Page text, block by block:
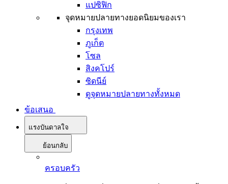
แปซิฟิก
จุดหมายปลายทางยอดนิยมของเรา
กรุงเทพ
ภูเก็ต
โซล
สิงคโปร์
ซิดนีย์
ดูจุดหมายปลายทางทั้งหมด
ข้อเสนอ
แรงบันดาลใจ
ย้อนกลับ
ครอบครัว